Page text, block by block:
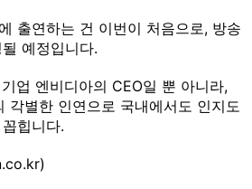
출연하는 건 이번이 처음으로, 방송
예정입니다.
업 엔비디아의 CEO일 뿐 아니라,
각별한 인연으로 국내에서도 인지도
힙니다.